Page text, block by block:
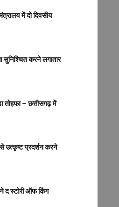
में दो दिवसीय
सुनिश्चित करने लगातार
– छत्तीसगढ़ में
उत्कृष्ट प्रदर्शन करने
द स्टोरी ऑफ किंग